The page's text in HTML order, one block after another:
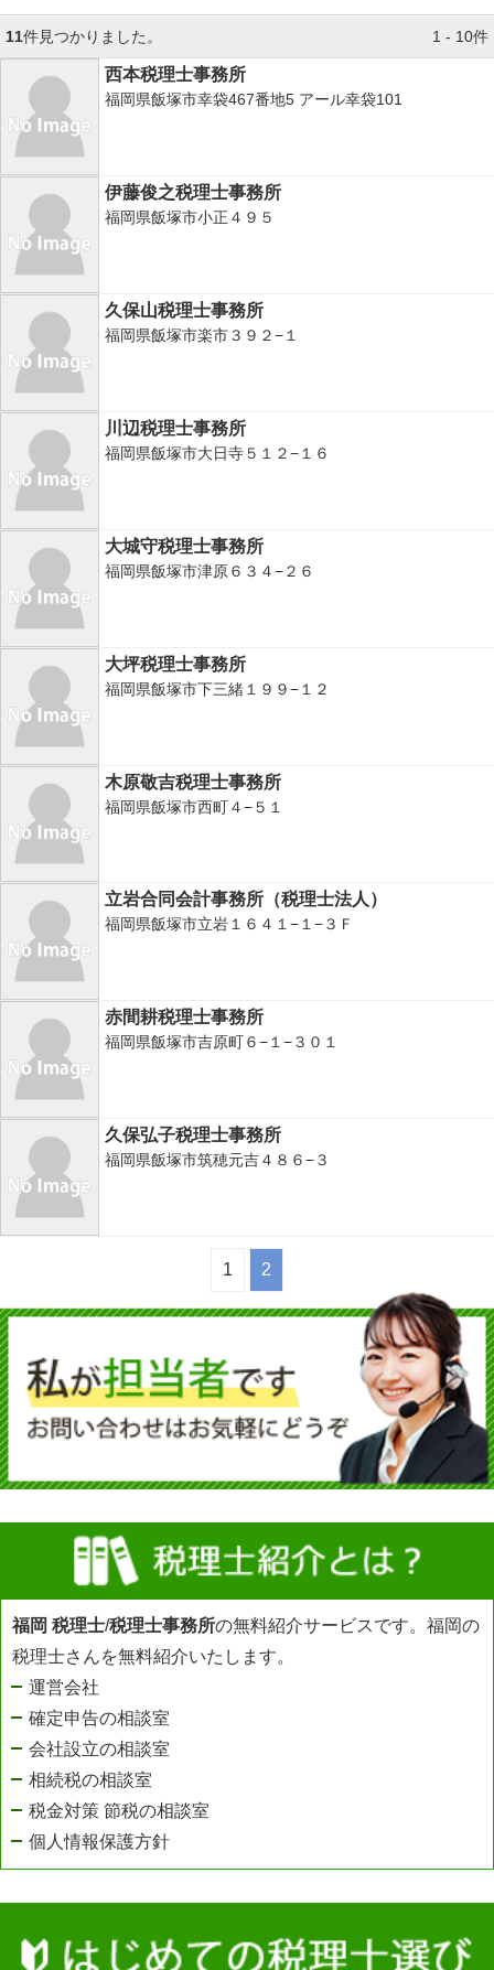
11件見つかりました。 1 - 10件
西本税理士事務所
福岡県飯塚市幸袋467番地5 アール幸袋101
伊藤俊之税理士事務所
福岡県飯塚市小正４９５
久保山税理士事務所
福岡県飯塚市楽市３９２−１
川辺税理士事務所
福岡県飯塚市大日寺５１２−１６
大城守税理士事務所
福岡県飯塚市津原６３４−２６
大坪税理士事務所
福岡県飯塚市下三緒１９９−１２
木原敬吉税理士事務所
福岡県飯塚市西町４−５１
立岩合同会計事務所（税理士法人）
福岡県飯塚市立岩１６４１−１−３Ｆ
赤間耕税理士事務所
福岡県飯塚市吉原町６−１−３０１
久保弘子税理士事務所
福岡県飯塚市筑穂元吉４８６−３
1 2
福岡 税理士/税理士事務所の無料紹介サービスです。福岡の
税理士さんを無料紹介いたします。
運営会社
確定申告の相談室
会社設立の相談室
相続税の相談室
税金対策 節税の相談室
個人情報保護方針